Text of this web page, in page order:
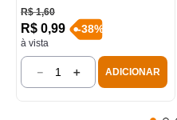
R$ 1,60
R$ 0,99
à vista
-38%
＋
－ ADICIONAR